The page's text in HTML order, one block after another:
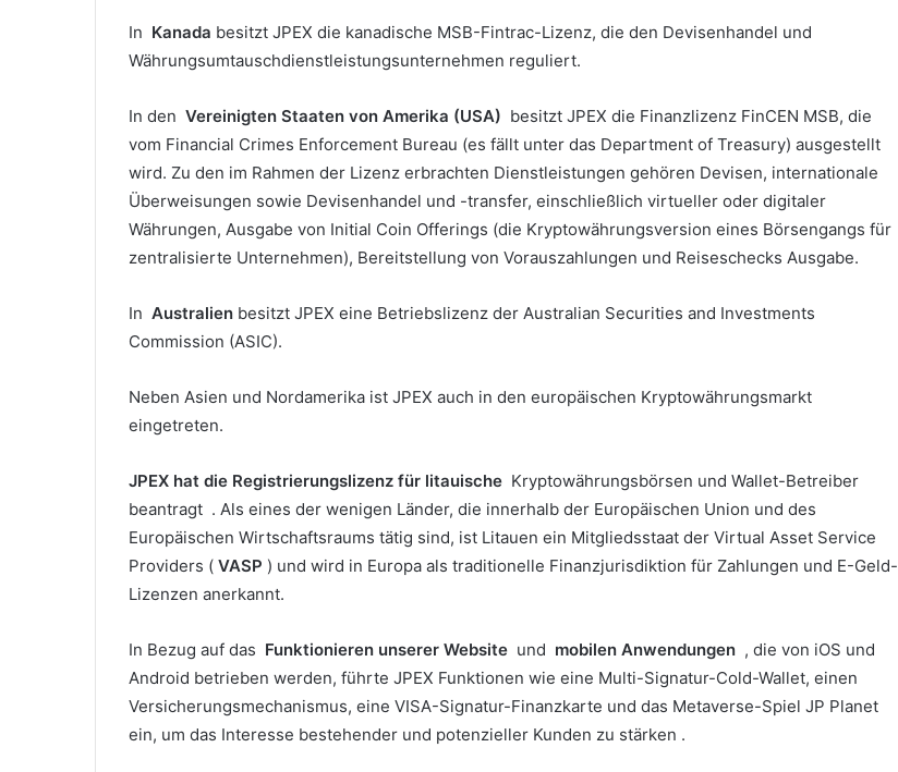
In Kanada besitzt JPEX die kanadische MSB-Fintrac-Lizenz, die den Devisenhandel und
Währungsumtauschdienstleistungsunternehmen reguliert.
In den Vereinigten Staaten von Amerika (USA) besitzt JPEX die Finanzlizenz FinCEN MSB, die
vom Financial Crimes Enforcement Bureau (es fällt unter das Department of Treasury) ausgestellt
wird. Zu den im Rahmen der Lizenz erbrachten Dienstleistungen gehören Devisen, internationale
Überweisungen sowie Devisenhandel und -transfer, einschließlich virtueller oder digitaler
Währungen, Ausgabe von Initial Coin Offerings (die Kryptowährungsversion eines Börsengangs für
zentralisierte Unternehmen), Bereitstellung von Vorauszahlungen und Reiseschecks Ausgabe.
In Australien besitzt JPEX eine Betriebslizenz der Australian Securities and Investments
Commission (ASIC).
Neben Asien und Nordamerika ist JPEX auch in den europäischen Kryptowährungsmarkt
eingetreten.
JPEX hat die Registrierungslizenz für litauische Kryptowährungsbörsen und Wallet-Betreiber
beantragt . Als eines der wenigen Länder, die innerhalb der Europäischen Union und des
Europäischen Wirtschaftsraums tätig sind, ist Litauen ein Mitgliedsstaat der Virtual Asset Service
Providers ( VASP ) und wird in Europa als traditionelle Finanzjurisdiktion für Zahlungen und E-Geld-
Lizenzen anerkannt.
In Bezug auf das Funktionieren unserer Website und mobilen Anwendungen , die von iOS und
Android betrieben werden, führte JPEX Funktionen wie eine Multi-Signatur-Cold-Wallet, einen
Versicherungsmechanismus, eine VISA-Signatur-Finanzkarte und das Metaverse-Spiel JP Planet
ein, um das Interesse bestehender und potenzieller Kunden zu stärken .